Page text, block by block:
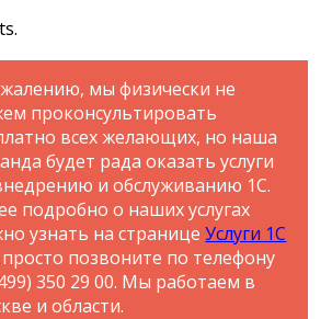
мы физически не
проконсультировать
всех желающих, но наша
будет рада оказать услуги
и обслуживанию 1С.
подробно о наших услугах
узнать на страницеУслуги 1С
позвоните по телефону
350 29 00. Мы работаем в
и области.